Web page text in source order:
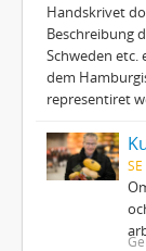
Handskrivet
Beschreibung
Schweden etc.
dem
representiret